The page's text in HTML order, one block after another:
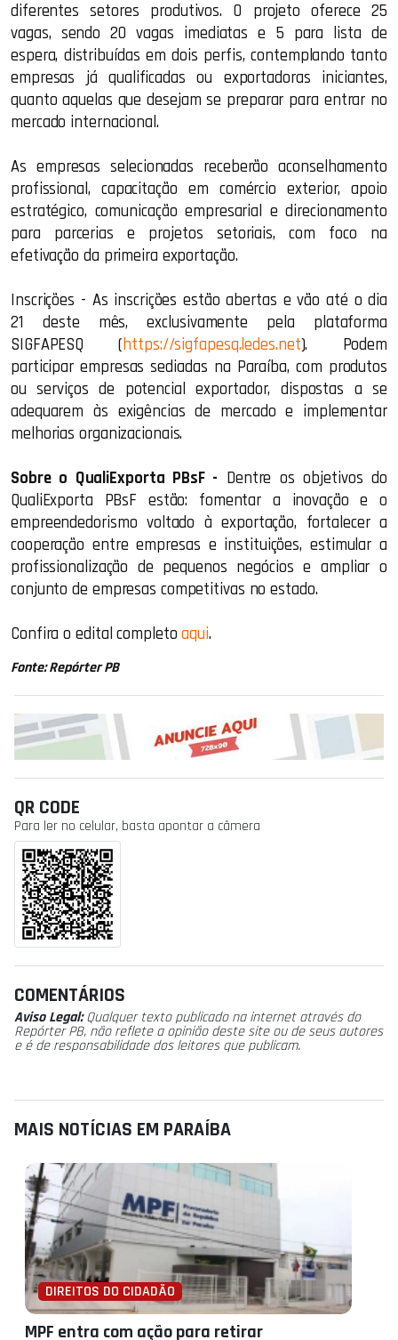
diferentes setores produtivos. O projeto oferece 25
vagas, sendo 20 vagas imediatas e 5 para lista de
espera, distribuídas em dois perfis, contemplando tanto
empresas já qualificadas ou exportadoras iniciantes,
quanto aquelas que desejam se preparar para entrar no
mercado internacional.
As empresas selecionadas receberão aconselhamento
profissional, capacitação em comércio exterior, apoio
estratégico, comunicação empresarial e direcionamento
para parcerias e projetos setoriais, com foco na
efetivação da primeira exportação.
Inscrições - As inscrições estão abertas e vão até o dia
21 deste mês, exclusivamente pela plataforma
SIGFAPESQ (https://sigfapesq.ledes.net). Podem
participar empresas sediadas na Paraíba, com produtos
ou serviços de potencial exportador, dispostas a se
adequarem às exigências de mercado e implementar
melhorias organizacionais.
Sobre o QualiExporta PBsF - Dentre os objetivos do
QualiExporta PBsF estão: fomentar a inovação e o
empreendedorismo voltado à exportação, fortalecer a
cooperação entre empresas e instituições, estimular a
profissionalização de pequenos negócios e ampliar o
conjunto de empresas competitivas no estado.
Confira o edital completoaqui.
Fonte: Repórter PB
QR CODE
Para ler no celular, basta apontar a câmera
COMENTÁRIOS
Aviso Legal:Qualquer texto publicado na internet através do
Repórter PB, não reflete a opinião deste site ou de seus autores
e é de responsabilidade dos leitores que publicam.
MAIS NOTÍCIAS EM PARAÍBA
DIREITOS DO CIDADÃO
MPF entra com ação para retirar